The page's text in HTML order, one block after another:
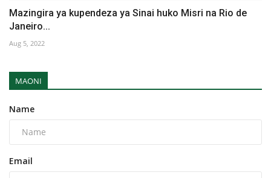
Mazingira ya kupendeza ya Sinai huko Misri na Rio de
Janeiro...
Aug 5, 2022
MAONI
Name
Email